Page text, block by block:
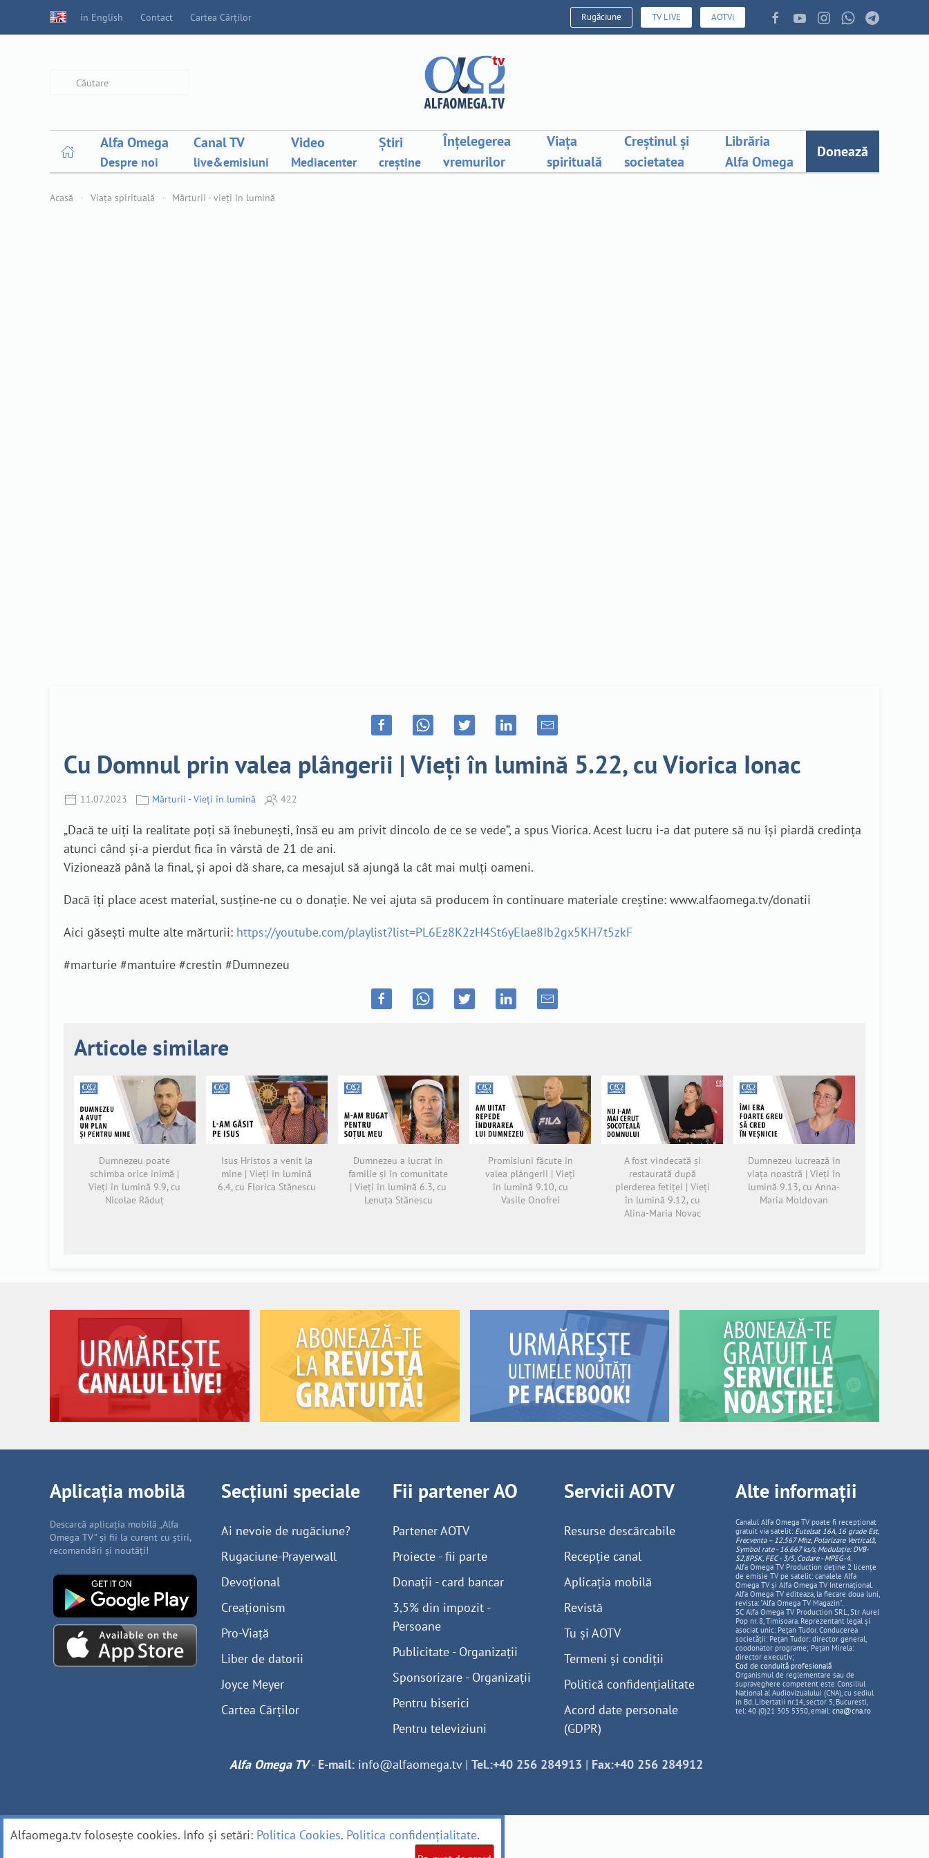
in English Contact Cartea Cărților Rugăciune TV LIVE AOTVi
Alfa Omega
Despre noi
Canal TV
live&emisiuni
Video
Mediacenter
Știri
creștine
Înțelegerea
vremurilor
Viața
spirituală
Creștinul și
societatea
Librăria
Alfa Omega
Donează
Acasă Viața spirituală Mărturii - vieți în lumină
Cu Domnul prin valea plângerii | Vieți în lumină 5.22, cu Viorica Ionac
11.07.2023 Mărturii - Vieți în lumină 422
„Dacă te uiți la realitate poți să înebunești, însă eu am privit dincolo de ce se vede”, a spus Viorica. Acest lucru i-a dat putere să nu își piardă credința
atunci când și-a pierdut fica în vârstă de 21 de ani.
Vizionează până la final, și apoi dă share, ca mesajul să ajungă la cât mai mulți oameni.
Dacă îți place acest material, susține-ne cu o donație. Ne vei ajuta să producem în continuare materiale creștine: www.alfaomega.tv/donatii
Aici găsești multe alte mărturii: https://youtube.com/playlist?list=PL6Ez8K2zH4St6yElae8Ib2gx5KH7t5zkF
#marturie #mantuire #crestin #Dumnezeu
Articole similare
Dumnezeu poate
schimba orice inimă |
Vieți în lumină 9.9, cu
Nicolae Răduț
Isus Hristos a venit la
mine | Vieți în lumină
6.4, cu Florica Stănescu
Dumnezeu a lucrat în
familie și în comunitate
| Vieți în lumină 6.3, cu
Lenuța Stănescu
Promisiuni făcute în
valea plângerii | Vieți
în lumină 9.10, cu
Vasile Onofrei
A fost vindecată și
restaurată după
pierderea fetiței | Vieți
în lumină 9.12, cu
Alina-Maria Novac
Dumnezeu lucrează în
viața noastră | Vieți în
lumină 9.13, cu Anna-
Maria Moldovan
Aplicația mobilă
Descarcă aplicația mobilă „Alfa
Omega TV” și fii la curent cu știri,
recomandări și noutăți!
Secțiuni speciale
Ai nevoie de rugăciune?
Rugaciune-Prayerwall
Devoțional
Creaționism
Pro-Viață
Liber de datorii
Joyce Meyer
Cartea Cărților
Fii partener AO
Partener AOTV
Proiecte - fii parte
Donații - card bancar
3,5% din impozit -
Persoane
Publicitate - Organizații
Sponsorizare - Organizații
Pentru biserici
Pentru televiziuni
Servicii AOTV
Resurse descărcabile
Recepție canal
Aplicația mobilă
Revistă
Tu și AOTV
Termeni și condiții
Politică confidențialitate
Acord date personale
(GDPR)
Alte informații
Canalul Alfa Omega TV poate fi recepționat
gratuit via satelit: Eutelsat 16A, 16 grade Est,
Frecventa – 12.567 Mhz, PolarizareVerticală,
Symbol rate - 16.667 ks/s, Modulație: DVB-
S2,8PSK, FEC - 3/5, Codare - MPEG-4.
Alfa Omega TV Production deține 2 licențe
de emisie TV pe satelit: canalele Alfa
Omega TV și Alfa Omega TV Internațional.
Alfa Omega TV editeaza, la fiecare doua luni,
revista: "Alfa Omega TV Magazin".
SC Alfa Omega TV Production SRL, Str Aurel
Pop nr. 8, Timisoara. Reprezentant legal și
asociat unic: Pețan Tudor. Conducerea
societății: Pețan Tudor: director general,
coodonator programe; Pețan Mirela:
director executiv;
Cod de conduită profesională
Organismul de reglementare sau de
supraveghere competent este Consiliul
National al Audiovizualului (CNA), cu sediul
in Bd. Libertatii nr.14, sector 5, Bucuresti,
tel: 40 (0)21 305 5350, email: cna@cna.ro
Alfa Omega TV- E-mail: info@alfaomega.tv| Tel.:+40 256 284913 | Fax:+40 256 284912
Alfaomega.tv folosește cookies. Info și setări: Politica Cookies. Politica confidențialitate.